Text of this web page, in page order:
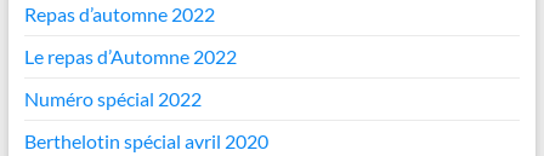
Repas d’automne 2022
Le repas d’Automne 2022
Numéro spécial 2022
Berthelotin spécial avril 2020